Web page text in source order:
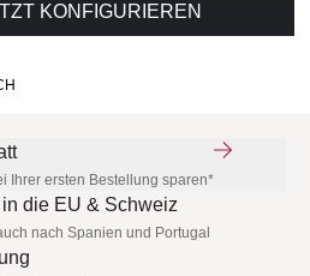
KONFIGURIEREN
Ihrer ersten Bestellung sparen*
die EU & Schweiz
nach Spanien und Portugal